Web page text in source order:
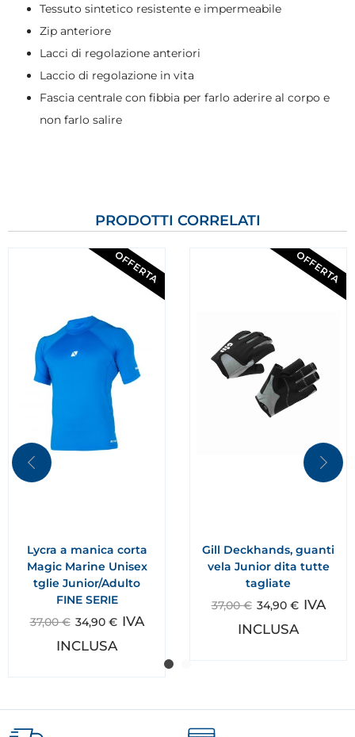
Tessuto sintetico resistente e impermeabile
Zip anteriore
Lacci di regolazione anteriori
Laccio di regolazione in vita
Fascia centrale con fibbia per farlo aderire al corpo e
non farlo salire
PRODOTTI CORRELATI
OFFERTA
Lycra a manica corta
Magic Marine Unisex
tglie Junior/Adulto
FINE SERIE
37,00€ 34,90 € IVA
INCLUSA
OFFERTA
Gill Deckhands, guanti
vela Junior dita tutte
tagliate
37,00€ 34,90 € IVA
INCLUSA